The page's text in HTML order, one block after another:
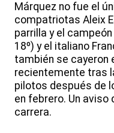
Márquez no fue el
compatriotas Aleix
parrilla y el
18º) y el italiano
también se cayeron
recientemente tras
pilotos después de
en febrero. Un aviso
carrera.